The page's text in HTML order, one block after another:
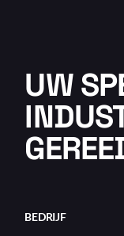
UW
BEDRIJF